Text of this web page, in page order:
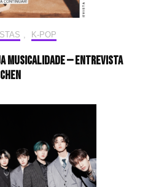
, K-POP
musicalidade — Entrevista
CHEN